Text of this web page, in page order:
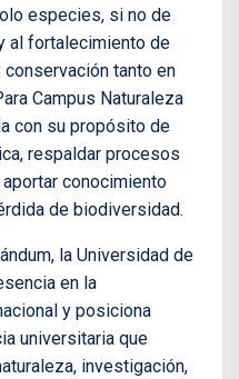
especies, si no de
al fortalecimiento de
tanto en
Campus Naturaleza
con su propósito de
respaldar procesos
conocimiento
de biodiversidad.
la Universidad de
en la
y posiciona
universitaria que
investigación,